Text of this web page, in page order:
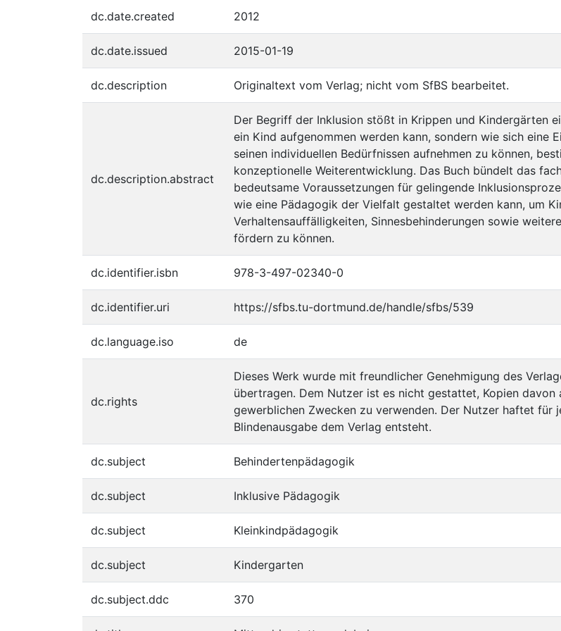
dc.date.created 2012
dc.date.issued 2015-01-19
dc.description Originaltext vom Verlag; nicht vom SfBS bearbeitet.
dc.description.abstract
Der Begriff der Inklusion stößt in Krippen und Kindergärten
ein Kind aufgenommen werden kann, sondern wie sich eine
seinen individuellen Bedürfnissen aufnehmen zu können,
konzeptionelle Weiterentwicklung. Das Buch bündelt das
bedeutsame Voraussetzungen für gelingende
wie eine Pädagogik der Vielfalt gestaltet werden kann, um
Verhaltensauffälligkeiten, Sinnesbehinderungen sowie
fördern zu können.
dc.identifier.isbn 978-3-497-02340-0
dc.identifier.uri https://sfbs.tu-dortmund.de/handle/sfbs/539
dc.language.iso de
dc.rights
Dieses Werk wurde mit freundlicher Genehmigung des
übertragen. Dem Nutzer ist es nicht gestattet, Kopien
gewerblichen Zwecken zu verwenden. Der Nutzer haftet für
Blindenausgabe dem Verlag entsteht.
dc.subject Behindertenpädagogik
dc.subject Inklusive Pädagogik
dc.subject Kleinkindpädagogik
dc.subject Kindergarten
dc.subject.ddc 370